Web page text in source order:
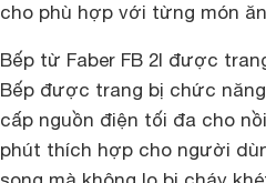
cho phù hợp với từng món
Bếp từ Faber FB 2I được
Bếp được trang bị chức
cấp nguồn điện tối đa cho
phút thích hợp cho người